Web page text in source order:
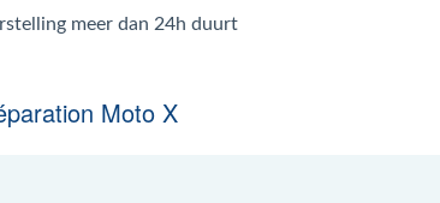
meer dan 24h duurt
Moto X